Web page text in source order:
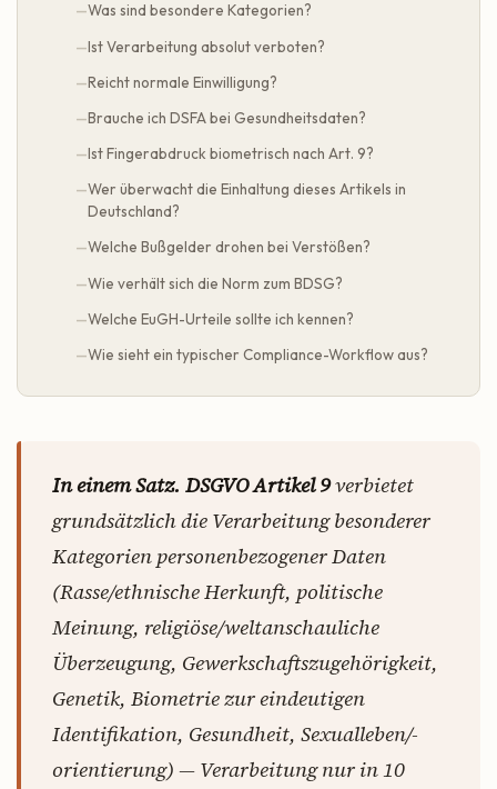
Was sind besondere Kategorien?
Ist Verarbeitung absolut verboten?
Reicht normale Einwilligung?
Brauche ich DSFA bei Gesundheitsdaten?
Ist Fingerabdruck biometrisch nach Art. 9?
Wer überwacht die Einhaltung dieses Artikels in
Deutschland?
Welche Bußgelder drohen bei Verstößen?
Wie verhält sich die Norm zum BDSG?
Welche EuGH-Urteile sollte ich kennen?
Wie sieht ein typischer Compliance-Workflow aus?
In einem Satz. DSGVO Artikel 9verbietet
grundsätzlich die Verarbeitung besonderer
Kategorien personenbezogener Daten
(Rasse/ethnische Herkunft, politische
Meinung, religiöse/weltanschauliche
Überzeugung, Gewerkschaftszugehörigkeit,
Genetik, Biometrie zur eindeutigen
Identifikation, Gesundheit, Sexualleben/-
orientierung) — Verarbeitung nur in 10